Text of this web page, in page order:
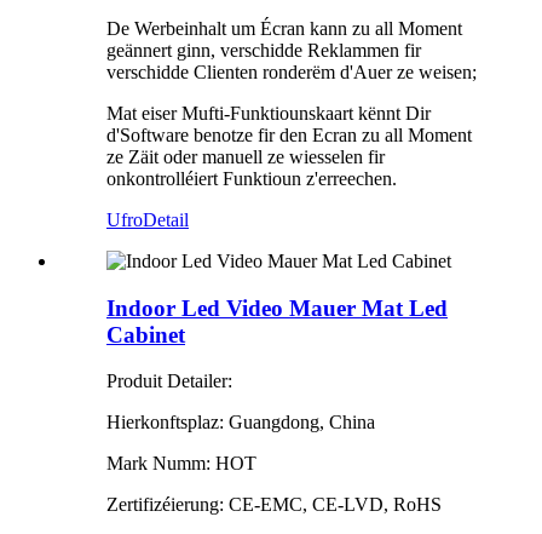
De Werbeinhalt um Écran kann zu all Moment
geännert ginn, verschidde Reklammen fir
verschidde Clienten ronderëm d'Auer ze weisen;
Mat eiser Mufti-Funktiounskaart kënnt Dir
d'Software benotze fir den Ecran zu all Moment
ze Zäit oder manuell ze wiesselen fir
onkontrolléiert Funktioun z'erreechen.
UfroDetail
Indoor Led Video Mauer Mat Led
Cabinet
Produit Detailer:
Hierkonftsplaz: Guangdong, China
Mark Numm: HOT
Zertifizéierung: CE-EMC, CE-LVD, RoHS